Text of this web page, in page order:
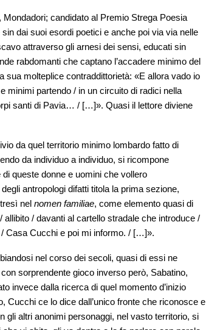
Mondadori; candidato al Premio Strega Poesia
dai suoi esordi poetici e anche poi via via nelle
attraverso gli arnesi dei sensi, educati sin
rabdomanti che captano l’accadere minimo del
sua molteplice contraddittorietà: «E allora vado io
minimi partendo / in un circuito di radici nella
santi di Pavia… / […]». Quasi il lettore diviene
da quel territorio minimo lombardo fatto di
da individuo a individuo, si ricompone
di queste donne e uomini che vollero
antropologi difatti titola la prima sezione,
nel nomen familiae, come elemento quasi di
allibito / davanti al cartello stradale che introduce /
Casa Cucchi e poi mi informo. / […]».
nel corso dei secoli, quasi di essi ne
sorprendente gioco inverso però, Sabatino,
invece dalla ricerca di quel momento d’inizio
Cucchi ce lo dice dall’unico fronte che riconosce e
gli altri anonimi personaggi, nel vasto territorio, si